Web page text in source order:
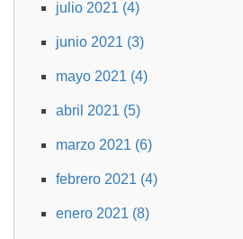
julio 2021 (4)
junio 2021 (3)
mayo 2021 (4)
abril 2021 (5)
marzo 2021 (6)
febrero 2021 (4)
enero 2021 (8)